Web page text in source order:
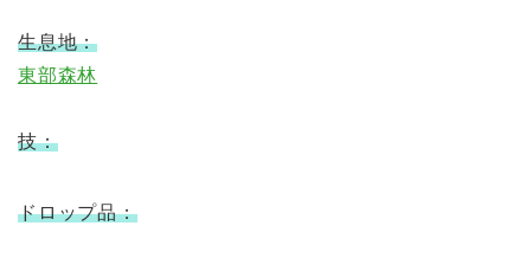
生息地：
東部森林
技：
ドロップ品：